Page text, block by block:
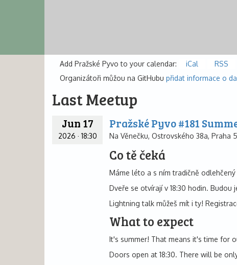
Add Pražské Pyvo to your calendar: iCal
RSS
Organizátoři můžou na GitHubu přidat informace o
Last Meetup
Jun 17
2026 · 18:30
Pražské Pyvo #181
Na Věnečku, Ostrovského 38a, Praha
Co tě čeká
Máme léto a s ním tradičně
Dveře se otvírají v 18:30 hodin. Budou
Lightning talk můžeš mít i ty!
What to expect
It's summer! That means it's time for
Doors open at 18:30. There will be